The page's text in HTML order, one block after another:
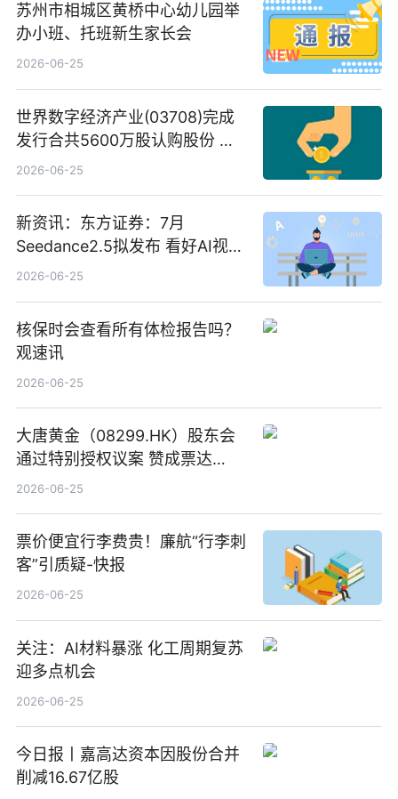
苏州市相城区黄桥中心幼儿园举
办小班、托班新生家长会
2026-06-25
世界数字经济产业(03708)完成
发行合共5600万股认购股份 净
筹约1007万港元 独家焦点
2026-06-25
新资讯：东方证券：7月
Seedance2.5拟发布 看好AI视频
创作工作流进一步提效
2026-06-25
核保时会查看所有体检报告吗？
观速讯
2026-06-25
大唐黄金（08299.HK）股东会
通过特别授权议案 赞成票达
100%_新动态
2026-06-25
票价便宜行李费贵！廉航“行李刺
客”引质疑-快报
2026-06-25
关注：AI材料暴涨 化工周期复苏
迎多点机会
2026-06-25
今日报丨嘉高达资本因股份合并
削减16.67亿股